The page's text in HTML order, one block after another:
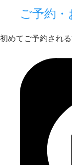
ご予約
初めてご予約され